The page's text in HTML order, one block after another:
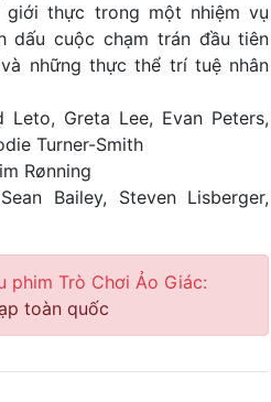
thực trong một nhiệm vụ
dấu cuộc chạm trán đầu tiên
những thực thể trí tuệ nhân
Leto, Greta Lee, Evan Peters,
Turner-Smith
Rønning
Bailey, Steven Lisberger,
phim Trò Chơi Ảo Giác:
toàn quốc